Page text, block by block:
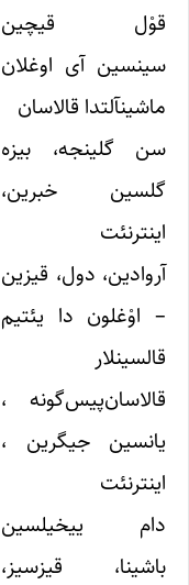
قوْل ‏قیچین‏‏‏‏‏‏‏‏
سینسین ‏آی ‌اوغلان
ماشین‏آلتدا قالاسان
سن‌ گلینجه، بیزه‌
گلسین‌ خبرین،
اینترنئت
آروادین، دول، قیزین
– اوْغلون دا یئتیم
قالسینلار
قالاسان‌پیس‌گونه ،
یانسین جیگرین ،
اینترنئت
دام‌ ییخیلسین
باشینا، قیزسیز،